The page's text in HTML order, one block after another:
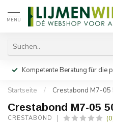
MENU
Kompetente Beratung für die
Startseite / Crestabond M7-05
Crestabond M7-05
CRESTABOND